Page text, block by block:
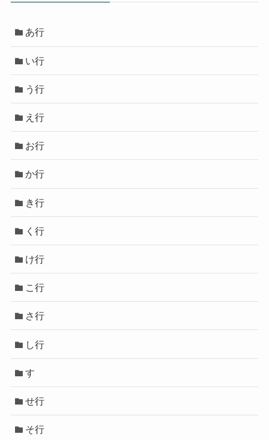
あ行
い行
う行
え行
お行
か行
き行
く行
け行
こ行
さ行
し行
す
せ行
そ行